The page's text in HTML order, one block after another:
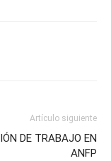
Artículo siguiente
DE TRABAJO EN
ANFP